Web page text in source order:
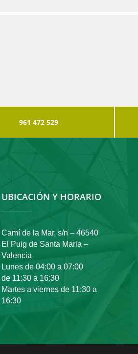
961 472 529
UBICACIÓN Y HORARIO
Camí de la Mar, s/n – 46540
El Puig de Santa Maria –
Valencia
Lunes de 04:00 a 07:00
de 11:30 a 16:30
Martes a viernes de 11:30 a
16:30